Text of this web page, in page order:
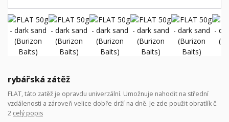
rybářská zátěž
FLAT, táto zatěž je opravdu univerzální. Umožnuje nahodit na střední
vzdálenosti a zároveň velice dobře drží na dně. Je zde použit obratlík č.
2 celý popis